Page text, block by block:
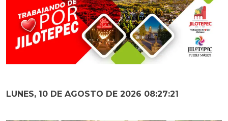
LUNES, 10 DE AGOSTO DE 2026 08:27:23